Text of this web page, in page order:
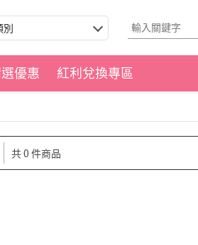
別
優惠 紅利兌換專區
共 0 件商品